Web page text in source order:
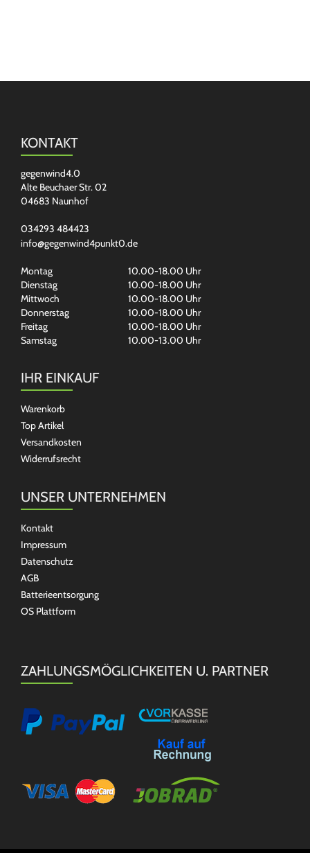
KONTAKT
gegenwind4.0
Alte Beuchaer Str. 02
04683 Naunhof
034293 484423
info@gegenwind4punkt0.de
Montag
10.00-18.00 Uhr
Dienstag
10.00-18.00 Uhr
Mittwoch
10.00-18.00 Uhr
Donnerstag
10.00-18.00 Uhr
Freitag
10.00-18.00 Uhr
Samstag
10.00-13.00 Uhr
IHR EINKAUF
Warenkorb
Top Artikel
Versandkosten
Widerrufsrecht
UNSER UNTERNEHMEN
Kontakt
Impressum
Datenschutz
AGB
Batterieentsorgung
OS Plattform
ZAHLUNGSMÖGLICHKEITEN U. PARTNER